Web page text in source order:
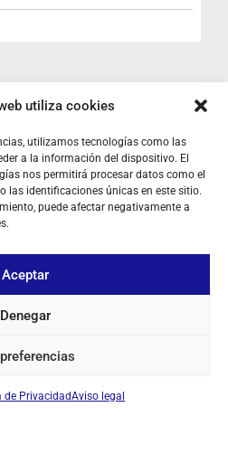
utiliza cookies
utilizamos tecnologías como las
a la información del dispositivo. El
nos permitirá procesar datos como el
las identificaciones únicas en este sitio.
puede afectar negativamente a
Aceptar
Denegar
de PrivacidadAviso legal
348 800